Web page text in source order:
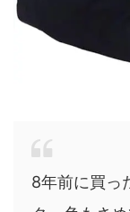
8年前に買っ